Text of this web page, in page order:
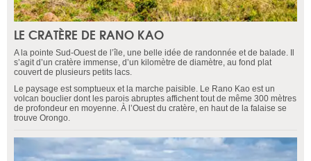
LE CRATÈRE DE RANO KAO
A la pointe Sud-Ouest de l’île, une belle idée de randonnée et de balade. Il
s’agit d’un cratère immense, d’un kilomètre de diamètre, au fond plat
couvert de plusieurs petits lacs.
Le paysage est somptueux et la marche paisible. Le Rano Kao est un
volcan bouclier dont les parois abruptes affichent tout de même 300 mètres
de profondeur en moyenne. À l’Ouest du cratère, en haut de la falaise se
trouve Orongo.